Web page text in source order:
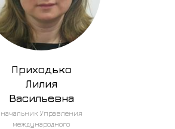
Приходько
Лилия
Васильевна
начальник Управления
международного